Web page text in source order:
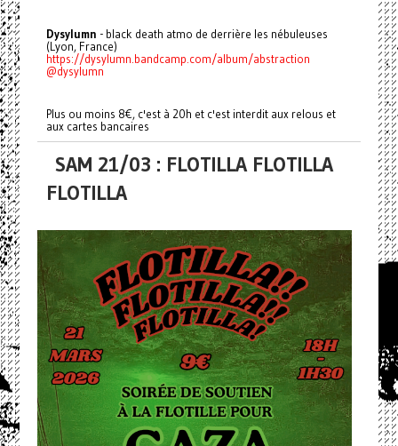
Dysylumn - black death atmo de derrière les nébuleuses
(Lyon, France)
https://dysylumn.bandcamp.com/album/abstraction
@dysylumn
Plus ou moins 8€, c'est à 20h et c'est interdit aux relous et
aux cartes bancaires
SAM 21/03 : FLOTILLA FLOTILLA
FLOTILLA